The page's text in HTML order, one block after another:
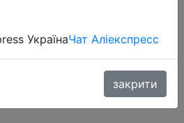
смар…
УкраїнаЧат Аліекспресс
закрити